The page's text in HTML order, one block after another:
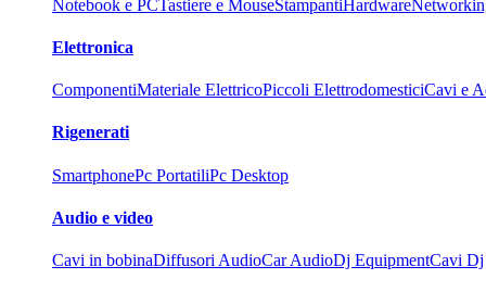
Notebook e PCTastiere e MouseStampantiHardware
Elettronica
ComponentiMateriale ElettricoPiccoli ElettrodomesticiCavi e
Rigenerati
SmartphonePc PortatiliPc Desktop
Audio e video
Cavi in bobinaDiffusori AudioCar AudioDj EquipmentCavi Dj